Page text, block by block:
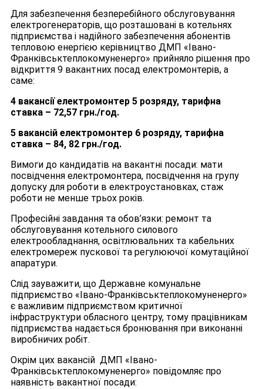
Для забезпечення безперебійного обслуговування
електрогенераторів, що розташовані в котельнях
підприємства і надійного забезпечення абонентів
тепловою енергією керівництво ДМП «Івано-
Франківськтеплокомуненерго» прийняло рішення про
відкриття 9 вакантних посад електромонтерів, а
саме:
4 вакансії електромонтер 5 розряду, тарифна
ставка – 72,57 грн./год.
5 вакансій електромонтер 6 розряду, тарифна
ставка – 84, 82 грн./год.
Вимоги до кандидатів на вакантні посади: мати
посвідчення електромонтера, посвідчення на групу
допуску для роботи в електроустановках, стаж
роботи не менше трьох років.
Професійні завдання та обов’язки: ремонт та
обслуговування котельного силового
електрообладнання, освітлювальних та кабельних
електромереж пускової та регулюючої комутаційної
апаратури.
Слід зауважити, що Державне комунальне
підприємство «Івано-Франківськтеплокомуненерго»
є важливим підприємством критичної
інфраструктури обласного центру, тому працівникам
підприємства надається бронювання при виконанні
виробничих робіт.
Окрім цих вакансій ДМП «Івано-
Франківськтеплокомуненерго» повідомляє про
наявність вакантної посади: